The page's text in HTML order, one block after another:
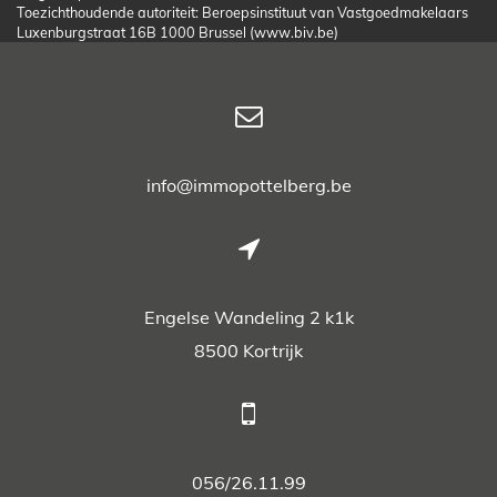
Toezichthoudende autoriteit: Beroepsinstituut van Vastgoedmakelaars
Luxenburgstraat 16B 1000 Brussel (www.biv.be)
info@immopottelberg.be
Engelse Wandeling 2 k1k
8500 Kortrijk
056/26.11.99